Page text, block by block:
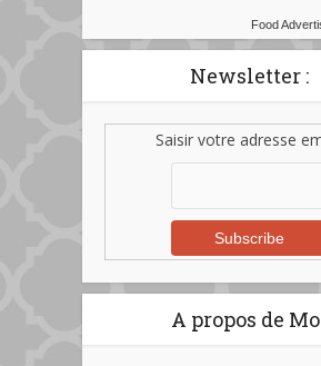
Food
Newsletter :
Saisir votre adresse
A propos de